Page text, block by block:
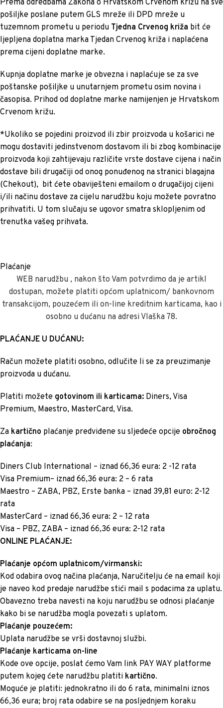
Prema odredbama Zakona o Hrvatskom Crvenom križu na sve
pošiljke poslane putem GLS mreže ili DPD mreže u
tuzemnom prometu u periodu Tjedna Crvenog križa bit će
ljepljena doplatna marka Tjedan Crvenog križa i naplaćena
prema cijeni doplatne marke.
Kupnja doplatne marke je obvezna i naplaćuje se za sve
poštanske pošiljke u unutarnjem prometu osim novina i
časopisa. Prihod od doplatne marke namijenjen je Hrvatskom
Crvenom križu.
*Ukoliko se pojedini proizvod ili zbir proizvoda u košarici ne
mogu dostaviti jedinstvenom dostavom ili bi zbog kombinacije
proizvoda koji zahtijevaju različite vrste dostave cijena i način
dostave bili drugačiji od onog ponuđenog na stranici blagajna
(Chekout), bit ćete obaviješteni emailom o drugačijoj cijeni
i/ili načinu dostave za cijelu narudžbu koju možete povratno
prihvatiti. U tom slučaju se ugovor smatra sklopljenim od
trenutka vašeg prihvata.
Plaćanje
WEB narudžbu , nakon što Vam potvrdimo da je artikl
dostupan, možete platiti općom uplatnicom/ bankovnom
transakcijom, pouzećem ili on-line kreditnim karticama, kao i
osobno u dućanu na adresi Vlaška 78.
PLAĆANJE U DUĆANU:
Račun možete platiti osobno, odlučite li se za preuzimanje
proizvoda u dućanu.
Platiti možete gotovinom ili karticama: Diners, Visa
Premium, Maestro, MasterCard, Visa.
Za kartično plaćanje predviđene su sljedeće opcije obročnog
plaćanja:
Diners Club International – iznad 66,36 eura: 2 -12 rata
Visa Premium– iznad 66,36 eura: 2 – 6 rata
Maestro – ZABA, PBZ, Erste banka – iznad 39,81 euro: 2-12
rata
MasterCard – iznad 66,36 eura: 2 – 12 rata
Visa – PBZ, ZABA – iznad 66,36 eura: 2-12 rata
ONLINE PLAĆANJE:
Plaćanje općom uplatnicom/virmanski:
Kod odabira ovog načina plaćanja, Naručitelju će na email koji
je naveo kod predaje narudžbe stići mail s podacima za uplatu.
Obavezno treba navesti na koju narudžbu se odnosi plaćanje
kako bi se narudžba mogla povezati s uplatom.
Plaćanje pouzećem:
Uplata narudžbe se vrši dostavnoj službi.
Plaćanje karticama on-line
Kode ove opcije, poslat ćemo Vam link PAY WAY platforme
putem kojeg ćete narudžbu platiti kartično.
Moguće je platiti: jednokratno ili do 6 rata, minimalni iznos
66,36 eura; broj rata odabire se na posljednjem koraku